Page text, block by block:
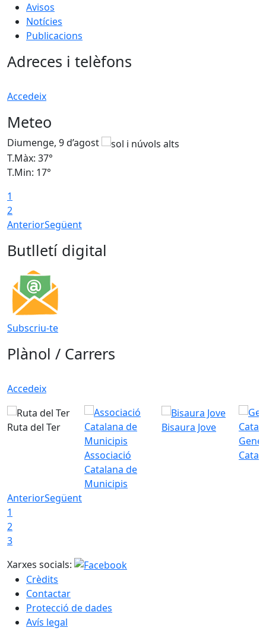
Avisos
Notícies
Publicacions
Adreces i telèfons
Accedeix
Meteo
Diumenge, 9 d’agost
T.Màx: 37°
T.Min: 17°
1
2
AnteriorSegüent
Butlletí digital
Subscriu-te
Plànol / Carrers
Accedeix
Ruta del Ter
Associació
Catalana de
Municipis
Bisaura Jove
AnteriorSegüent
1
2
3
Xarxes socials:
Crèdits
Contactar
Protecció de dades
Avís legal